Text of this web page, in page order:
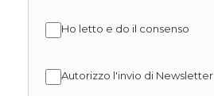
Ho letto e do il consenso
Autorizzo l'invio di Newsletter